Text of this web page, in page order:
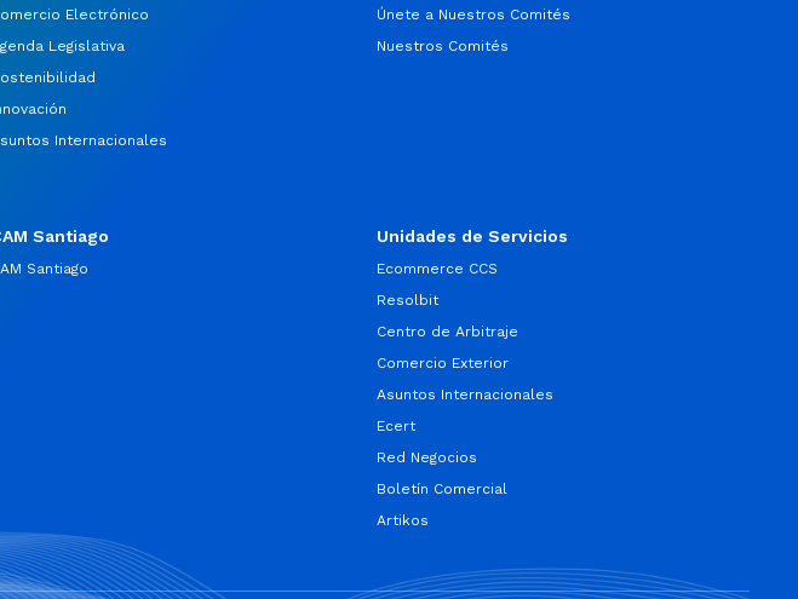
Electrónico
Legislativa
Internacionales
Únete a Nuestros Comités
Nuestros Comités
Santiago
Santiago
Unidades de Servicios
Ecommerce CCS
Resolbit
Centro de Arbitraje
Comercio Exterior
Asuntos Internacionales
Ecert
Red Negocios
Boletín Comercial
Artikos